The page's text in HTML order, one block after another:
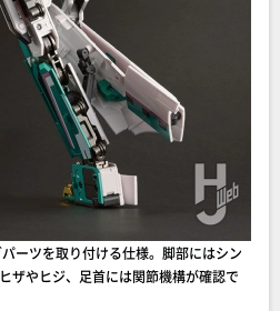
ーツを取り付ける仕様。脚部にはシン
ザやヒジ、足首には関節機構が確認で